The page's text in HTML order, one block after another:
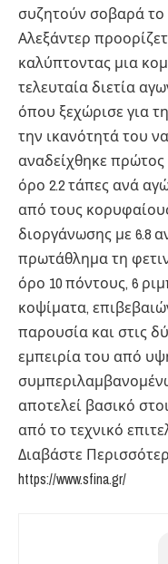
συζητούν σοβαρά
Αλεξάντερ
καλύπτοντας μια
τελευταία διετία
όπου ξεχώρισε για
την ικανότητά του
αναδείχθηκε πρώτος
όρο 2.2 τάπες ανά
από τους
διοργάνωσης με 6.8
πρωτάθλημα τη
όρο 10 πόντους, 6
κοψίματα,
παρουσία και στις
εμπειρία του από
αποτελεί βασικό
από το τεχνικό
Διαβάστε
https://www.sfina.gr/